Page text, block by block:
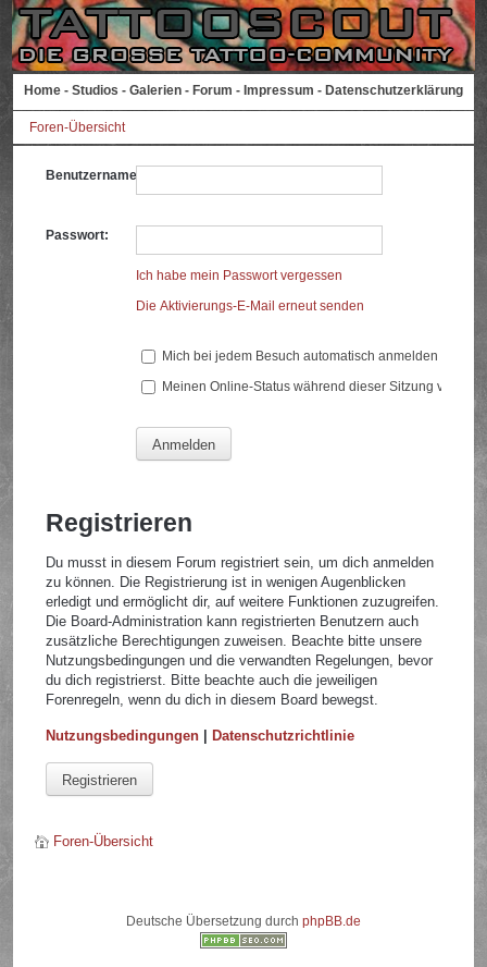
Home - Studios - Galerien - Forum - Impressum - Datenschutzerklärung
Foren-Übersicht
Benutzername:
Passwort:
Ich habe mein Passwort vergessen
Die Aktivierungs-E-Mail erneut senden
Mich bei jedem Besuch automatisch anmelden
Meinen Online-Status während dieser Sitzung
Registrieren
Du musst in diesem Forum registriert sein, um dich anmelden
zu können. Die Registrierung ist in wenigen Augenblicken
erledigt und ermöglicht dir, auf weitere Funktionen zuzugreifen.
Die Board-Administration kann registrierten Benutzern auch
zusätzliche Berechtigungen zuweisen. Beachte bitte unsere
Nutzungsbedingungen und die verwandten Regelungen, bevor
du dich registrierst. Bitte beachte auch die jeweiligen
Forenregeln, wenn du dich in diesem Board bewegst.
Nutzungsbedingungen |Datenschutzrichtlinie
Registrieren
Foren-Übersicht
Deutsche Übersetzung durch phpBB.de